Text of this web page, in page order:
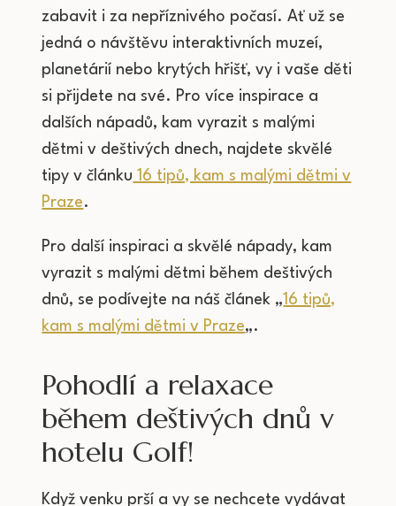
zabavit i za nepříznivého počasí. Ať už se
jedná o návštěvu interaktivních muzeí,
planetárií nebo krytých hřišť, vy i vaše děti
si přijdete na své. Pro více inspirace a
dalších nápadů, kam vyrazit s malými
dětmi v deštivých dnech, najdete skvělé
tipy v článku 16 tipů, kam s malými dětmi v
Praze.
Pro další inspiraci a skvělé nápady, kam
vyrazit s malými dětmi během deštivých
dnů, se podívejte na náš článek „16 tipů,
kam s malými dětmi v Praze„.
Pohodlí a relaxace
během deštivých dnů v
hotelu Golf!
Když venku prší a vy se nechcete vydávat